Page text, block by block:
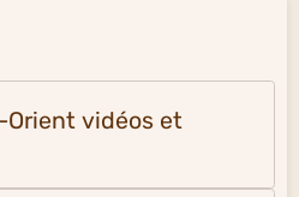
vidéos et